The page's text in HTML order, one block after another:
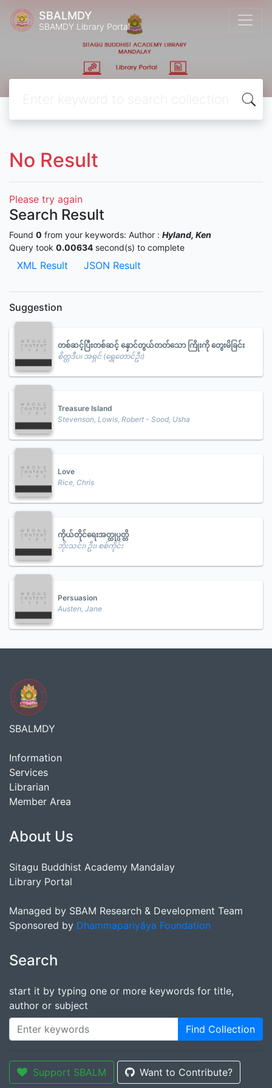
SBALMDY
SBAMDY Library Portal
No Result
Please try again
Search Result
Found 0 from your keywords: Author : Hyland, Ken
Query took 0.00634 second(s) to complete
XML Result JSON Result
Suggestion
တစ်ဆင့်ပြီးတစ်ဆင့် နှောင်တွယ်တတ်သော ကြိုးကို တွေးမိခြင်း
စိတ္တဒီပ၊ အရှင် (ရွှေတောင်ဦး)
Treasure Island
Stevenson, Lowis, Robert - Sood, Usha
Love
Rice, Chris
ကိုယ်တိုင်ရေးအတ္ထုပ္ပတ္တိ
ဘိုးသင်း၊ ဦး၊ စစ်ကိုင်း
Persuasion
Austen, Jane
SBALMDY
Information
Services
Librarian
Member Area
About Us
Sitagu Buddhist Academy Mandalay
Library Portal
Managed by SBAM Research & Development Team
Sponsored by Dhammapariyāya Foundation
Search
start it by typing one or more keywords for title,
author or subject
Find Collection
Support SBALM Want to Contribute?